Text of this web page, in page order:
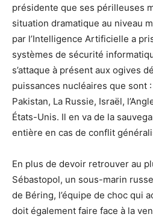
présidente que ses périlleuses
situation dramatique au niveau
par l’Intelligence Artificielle a
systèmes de sécurité
s’attaque à présent aux ogives
puissances nucléaires que sont :
Pakistan, La Russie, Israël,
États-Unis. Il en va de la
entière en cas de conflit
En plus de devoir retrouver au
Sébastopol, un sous-marin
de Béring, l’équipe de choc qui
doit également faire face à la